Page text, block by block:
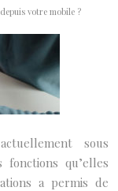
votre mobile ?
sous
qu’elles
a permis de